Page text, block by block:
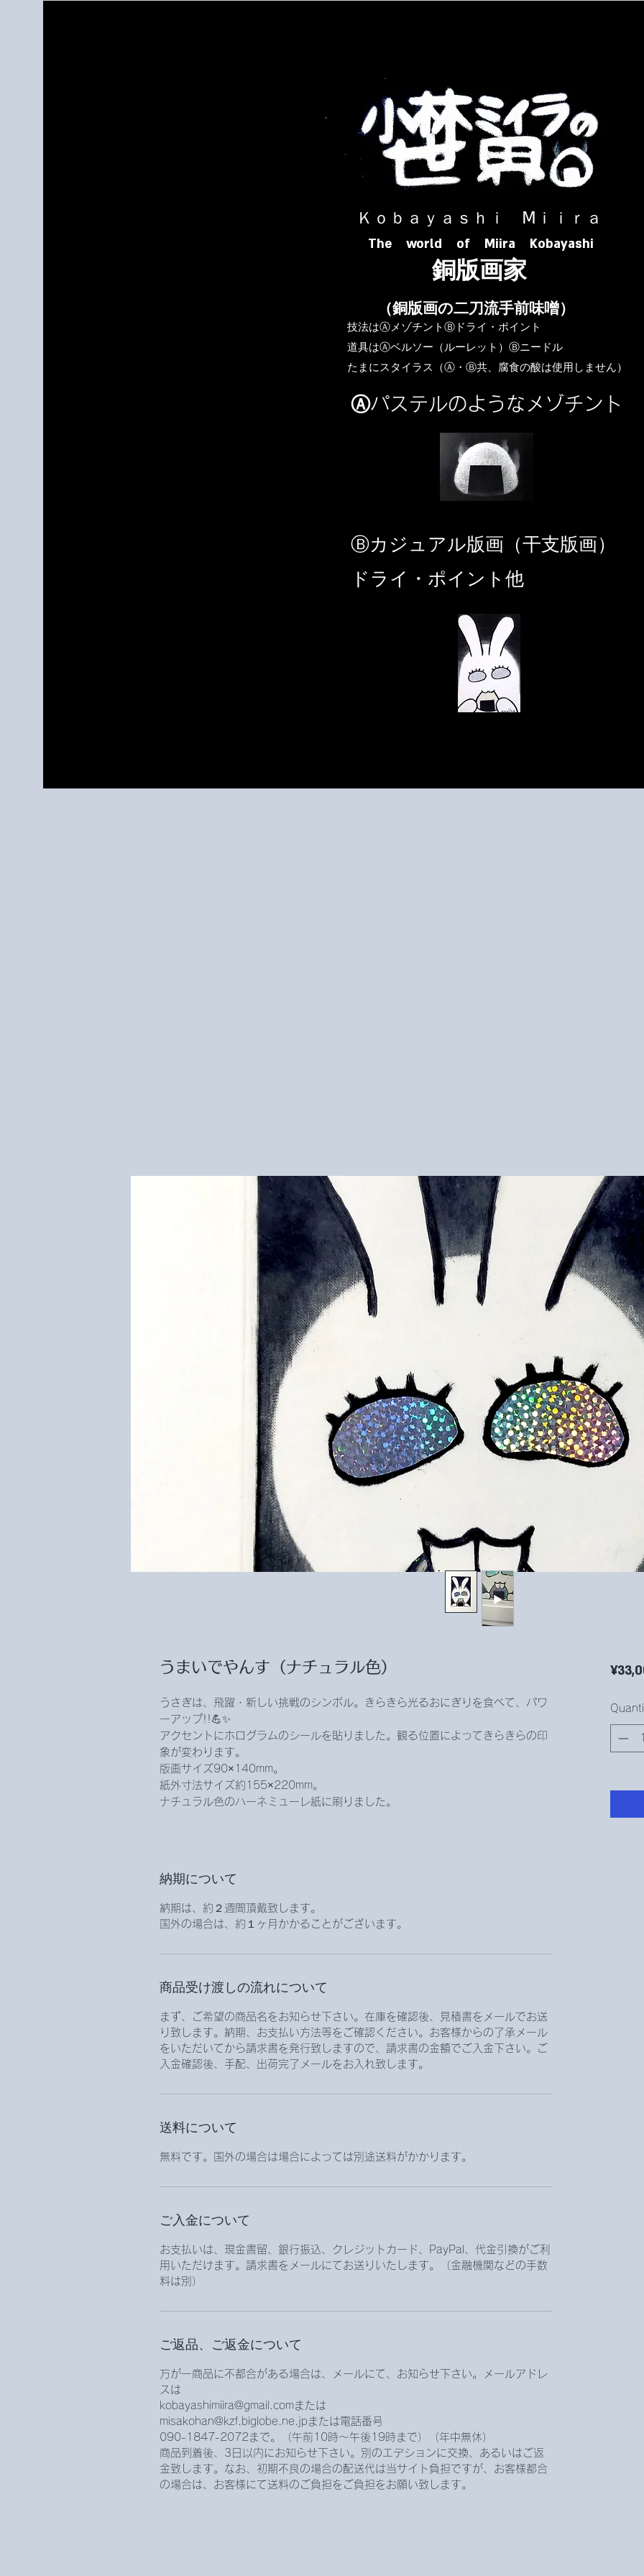
​ Ｋｏｂａｙａｓｈｉ Ⅿｉｉｒａ​
The world of Miira Kobayashi
​銅版画家
​（銅版画の二刀流手前味噌）
​技法はⒶメゾチントⒷドライ・ポイント
道具はⒶベルソー（ルーレット）Ⓑニードル
​たまにスタイラス（Ⓐ・Ⓑ共、腐食の酸は使用しません）
Ⓐパステルのようなメゾチント
​Ⓑカジュアル版画（干支版画）
ドライ・ポイント他
うまいでやんす（ナチュラル色）
うさぎは、飛躍・新しい挑戦のシンボル。きらきら光るおにぎりを食べて、パワ
ーアップ!!💪✨
アクセントにホログラムのシールを貼りました。観る位置によってきらきらの印
象が変わります。
版画サイズ90×140mm。
紙外寸法サイズ約155×220mm。
ナチュラル色のハーネミューレ紙に刷りました。
納期について
納期は、約２週間頂戴致します。
国外の場合は、約１ヶ月かかることがございます。
商品受け渡しの流れについて
まず、ご希望の商品名をお知らせ下さい。在庫を確認後、見積書をメールでお送
り致します。納期、お支払い方法等をご確認ください。お客様からの了承メール
をいただいてから請求書を発行致しますので、請求書の金額でご入金下さい。ご
入金確認後、手配、出荷完了メールをお入れ致します。
送料について
無料です。国外の場合は場合によっては別途送料がかかります。
ご入金について
お支払いは、現金書留、銀行振込、クレジットカード、PayPal、代金引換がご利
用いただけます。請求書をメールにてお送りいたします。（金融機関などの手数
料は別）
ご返品、ご返金について
万が一商品に不都合がある場合は、メールにて、お知らせ下さい。メールアドレ
スは
kobayashimiira@gmail.comまたは
misakohan@kzf.biglobe.ne.jpまたは電話番号
090-1847-2072まで。（午前10時〜午後19時まで）（年中無休）
商品到着後、3日以内にお知らせ下さい。別のエデションに交換、あるいはご返
金致します。なお、初期不良の場合の配送代は当サイト負担ですが、お客様都合
の場合は、お客様にて送料のご負担をご負担をお願い致します。